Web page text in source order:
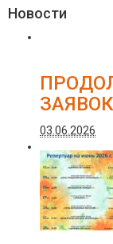
Новости
03.06.2026